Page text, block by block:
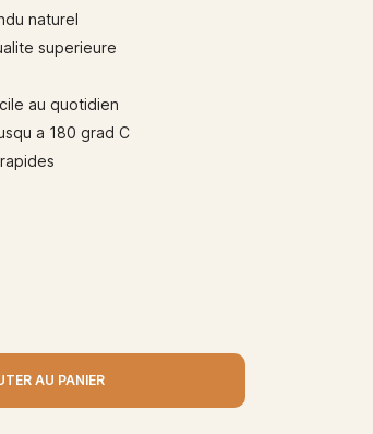
naturel
superieure
au quotidien
a 180 grad C
AU PANIER